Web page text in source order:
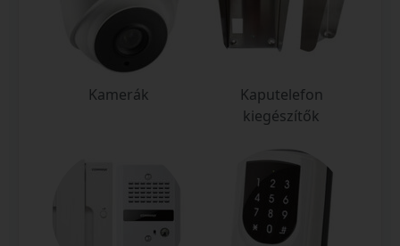
Kamerák
Kaputelefon
kiegészítők